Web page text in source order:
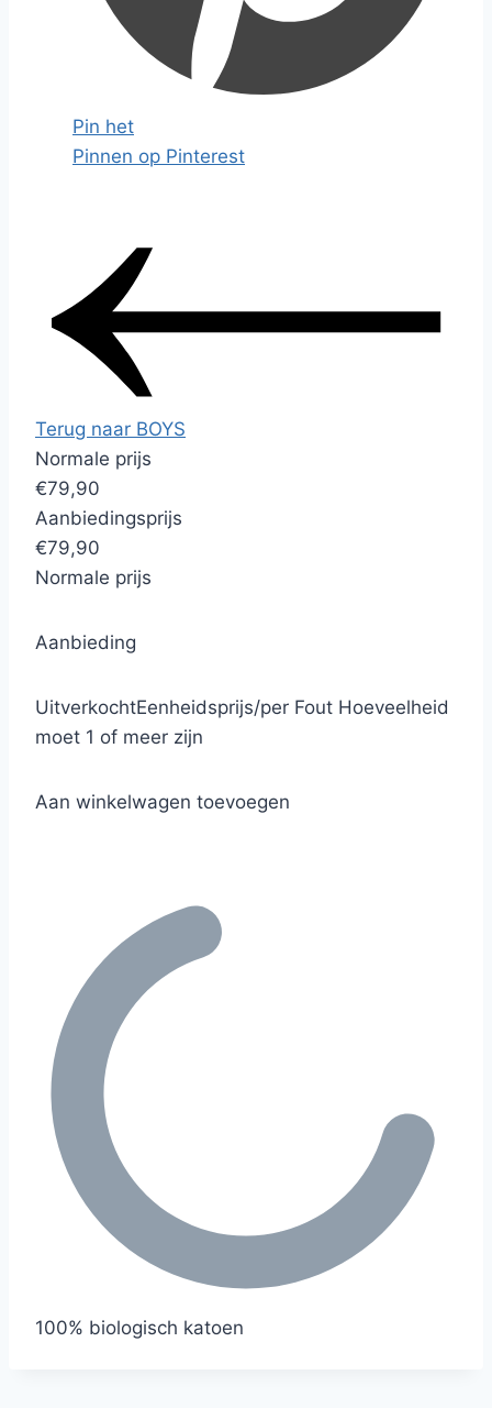
Pin het
Pinnen op Pinterest
Terug naar BOYS
Normale prijs
€79,90
Aanbiedingsprijs
€79,90
Normale prijs
Aanbieding
UitverkochtEenheidsprijs/per Fout Hoeveelheid
moet 1 of meer zijn
Aan winkelwagen toevoegen
100% biologisch katoen